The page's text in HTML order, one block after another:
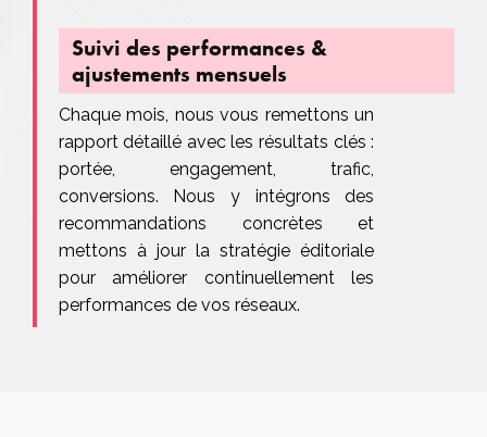
Suivi des performances &
ajustements mensuels
Chaque mois, nous vous remettons un
rapport détaillé avec les résultats clés :
portée, engagement, trafic,
conversions. Nous y intégrons des
recommandations concrètes et
mettons à jour la stratégie éditoriale
pour améliorer continuellement les
performances de vos réseaux.